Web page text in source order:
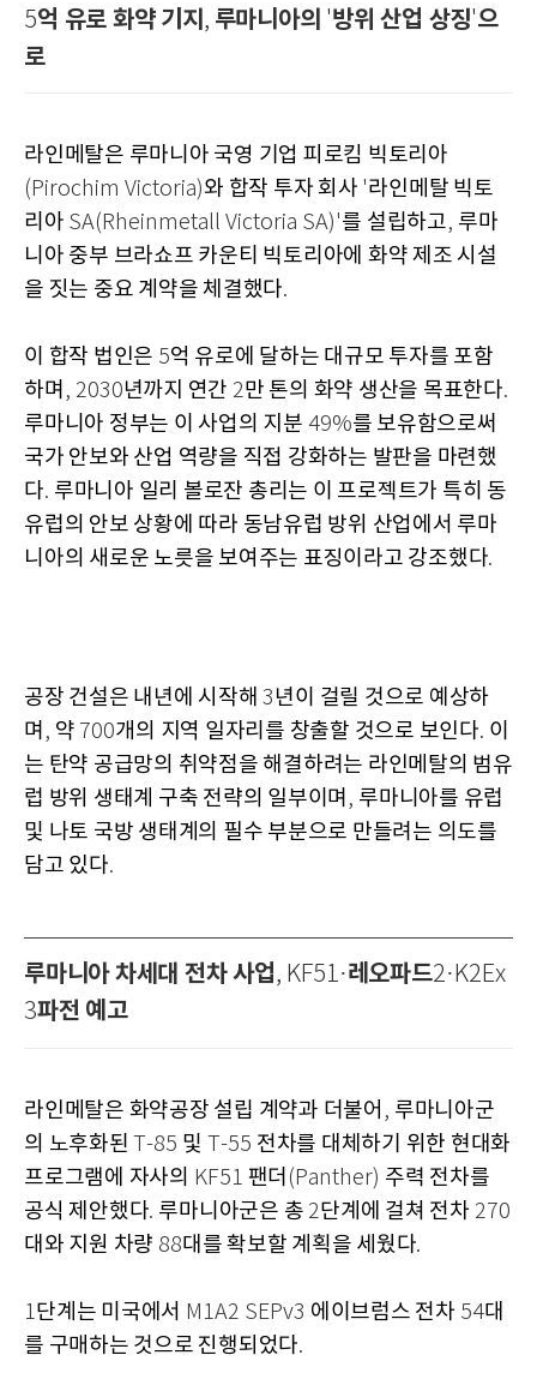
5억 유로 화약 기지 , 루마니아의 '방위 산업 상징'으
로
라인메탈은 루마니아 국영 기업 피로킴 빅토리아
(Pirochim Victoria)와 합작 투자 회사 '라인메탈 빅토
리아 SA(Rheinmetall Victoria SA)'를 설립하고, 루마
니아 중부 브라쇼프 카운티 빅토리아에 화약 제조 시설
을 짓는 중요 계약을 체결했다.
이 합작 법인은 5억 유로에 달하는 대규모 투자를 포함
하며 , 2030년까지 연간 2만 톤의 화약 생산을 목표한다.
루마니아 정부는 이 사업의 지분 49%를 보유함으로써
국가 안보와 산업 역량을 직접 강화하는 발판을 마련했
다. 루마니아 일리 볼로잔 총리는 이 프로젝트가 특히 동
유럽의 안보 상황에 따라 동남유럽 방위 산업에서 루마
니아의 새로운 노릇을 보여주는 표징이라고 강조했다.
공장 건설은 내년에 시작해3년이 걸릴 것으로 예상하
며 , 약 700개의 지역 일자리를 창출할 것으로 보인다. 이
는 탄약 공급망의 취약점을 해결하려는 라인메탈의 범유
럽 방위 생태계 구축 전략의 일부이며 , 루마니아를 유럽
및 나토 국방 생태계의 필수 부분으로 만들려는 의도를
담고 있다.
루마니아 차세대 전차 사업, KF51·레오파드2·K2Ex
3파전 예고
라인메탈은 화약공장 설립 계약과 더불어 , 루마니아군
의 노후화된T-85 및 T-55 전차를 대체하기 위한 현대화
프로그램에 자사의 KF51 팬더 (Panther) 주력 전차를
공식 제안했다. 루마니아군은 총 2단계에 걸쳐 전차 270
대와 지원 차량 88대를 확보할 계획을 세웠다.
1단계는 미국에서 M1A2 SEPv3 에이브럼스 전차 54대
를 구매하는 것으로 진행되었다.